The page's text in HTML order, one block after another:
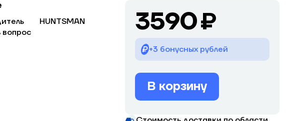
HUNTSMAN
вопрос
3590 ₽
+3 бонусных рублей
В корзину